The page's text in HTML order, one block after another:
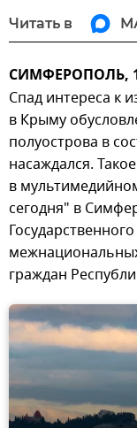
Читать в
СИМФЕРОПОЛЬ,
Спад интереса к
в Крыму
полуострова в
насаждался.
в
сегодня" в
граждан